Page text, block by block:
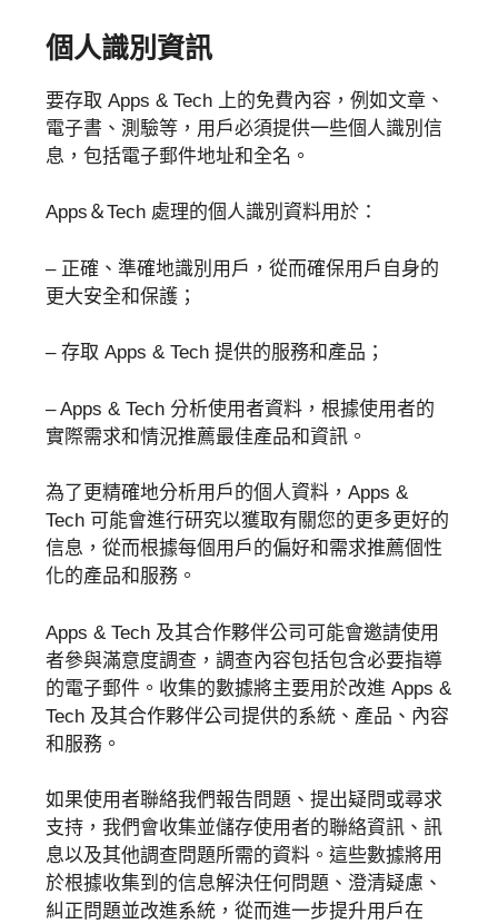
個人識別資訊
要存取 Apps & Tech 上的免費內容，例如文章、
電子書、測驗等，用戶必須提供一些個人識別信
息，包括電子郵件地址和全名。
Apps＆Tech 處理的個人識別資料用於：
– 正確、準確地識別用戶，從而確保用戶自身的
更大安全和保護；
– 存取 Apps & Tech 提供的服務和產品；
– Apps & Tech 分析使用者資料，根據使用者的
實際需求和情況推薦最佳產品和資訊。
為了更精確地分析用戶的個人資料，Apps &
Tech 可能會進行研究以獲取有關您的更多更好的
信息，從而根據每個用戶的偏好和需求推薦個性
化的產品和服務。
Apps & Tech 及其合作夥伴公司可能會邀請使用
者參與滿意度調查，調查內容包括包含必要指導
的電子郵件。收集的數據將主要用於改進 Apps &
Tech 及其合作夥伴公司提供的系統、產品、內容
和服務。
如果使用者聯絡我們報告問題、提出疑問或尋求
支持，我們會收集並儲存使用者的聯絡資訊、訊
息以及其他調查問題所需的資料。這些數據將用
於根據收集到的信息解決任何問題、澄清疑慮、
糾正問題並改進系統，從而進一步提升用戶在